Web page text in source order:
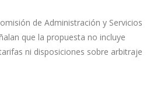
de Administración y Servicios
que la propuesta no incluye
ni disposiciones sobre arbitraje